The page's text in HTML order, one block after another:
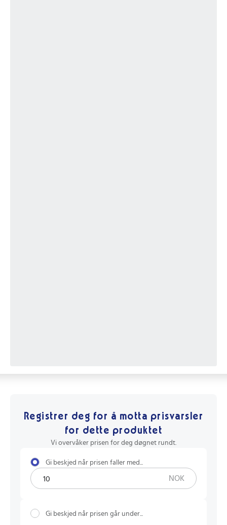
Registrer deg for å motta prisvarsler
for dette produktet
Vi overvåker prisen for deg døgnet rundt.
Gi beskjed når prisen faller med...
NOK
Gi beskjed når prisen går under...